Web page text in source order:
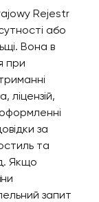
Rejestr
або
Вона в
при
ліцензій,
за
та
Якщо
запит